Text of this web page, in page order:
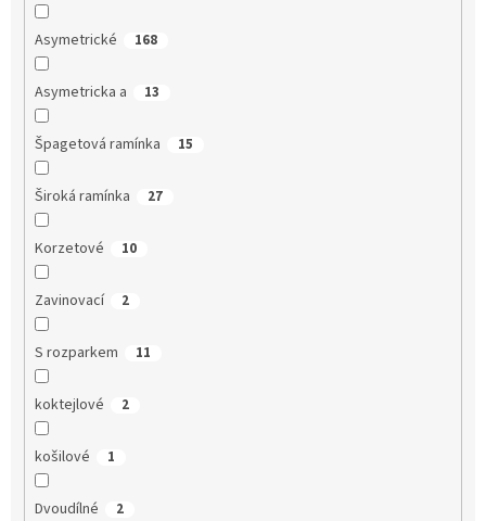
Asymetrické 168
Asymetricka a 13
Špagetová ramínka 15
Široká ramínka 27
Korzetové 10
Zavinovací 2
S rozparkem 11
koktejlové 2
košilové 1
Dvoudílné 2